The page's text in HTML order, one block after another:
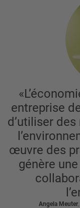
entreprise
d’utiliser
œuvre des
génère
Angela Meuter